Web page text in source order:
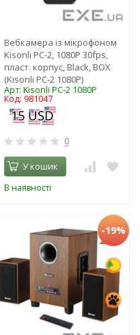
Вебкамера із мікрофоном
Kisonli PC-2, 1080P 30fps,
пласт. корпус, Black, BOX
(Kisonli PC-2 1080P)
Арт: Kisonli PC-2 1080P
Код: 981047
0
У кошик
В наявності
-19%